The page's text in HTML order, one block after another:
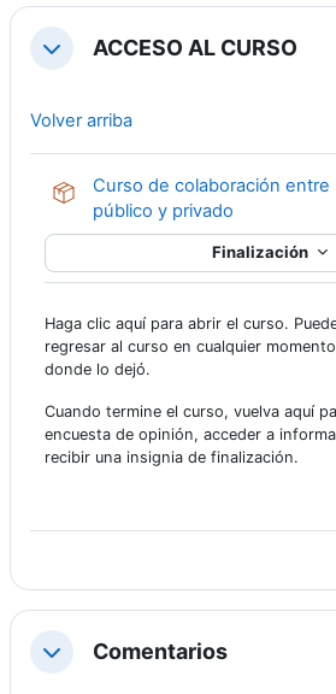
ColapsarACCESO AL CURSO
Volver arriba
Curso de colaboración entre
público y privado
Finalización
Haga clic aquí para abrir el curso.
regresar al curso en cualquier
donde lo dejó.
Cuando termine el curso, vuelva aquí
encuesta de opinión, acceder a
recibir una insignia de finalización.
ColapsarComentarios